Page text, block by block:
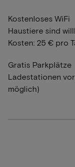
Kostenloses WiFi
Haustiere sind
Kosten: 25 € pro
Gratis Parkplätze
Ladestationen
möglich)